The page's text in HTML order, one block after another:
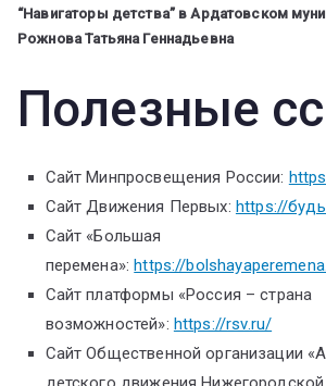
“Навигаторы детства” в Ардатовском
Рожнова Татьяна Геннадьевна
Полезные
Сайт Минпросвещения России:
Сайт Движения Первых: https://
Сайт «Большая
перемена»:https://
Сайт платформы «Россия – страна
возможностей»: https://rsv.ru/
Сайт Общественной организации